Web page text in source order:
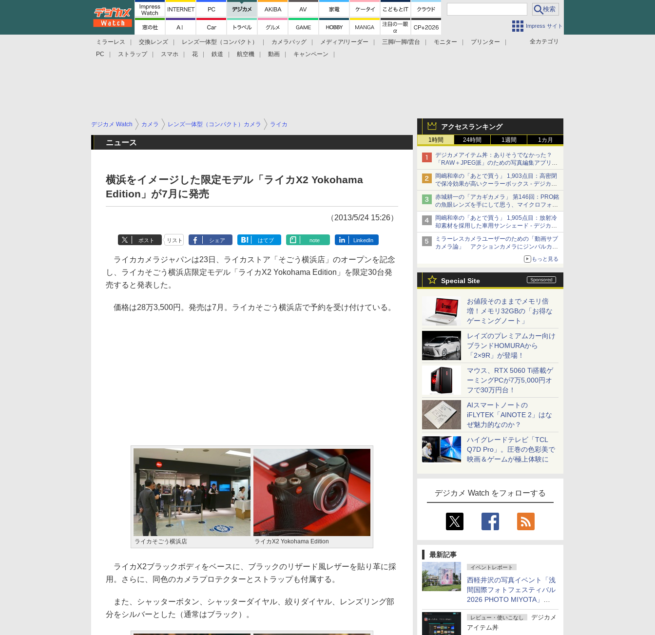
Impress サイト
全カテゴリ
ミラーレス 交換レンズ レンズ一体型（コンパクト） カメラバッグ メディア/リーダー 三脚/一脚/雲台 モニター
プリンター
PC
ストラップ スマホ 花 鉄道 航空機 動画 キャンペーン
アクセスランキング
1時間 24時間 1週間 1カ月
デジカメアイテム丼：ありそうでなかった？
「RAW＋JPEG派」のための写真編集アプリ
カメラデフォルトのJPEGを大切にする
「Filmator」
岡嶋和幸の「あとで買う」 1,903点目：高密閉
で保冷効果が高いクーラーボックス - デジカメ
Watch
赤城耕一の「アカギカメラ」 第146回：PRO銘
の魚眼レンズを手にして思う、マイクロフォー
サーズへの期待と可能性
岡嶋和幸の「あとで買う」 1,905点目：放射冷
却素材を採用した車用サンシェード - デジカメ
Watch
ミラーレスカメラユーザーのための「動画サブ
カメラ論」 アクションカメラにジンバルカメ
もっと見る
Special Site
お値段そのままでメモリ倍
増！メモリ32GBの「お得な
ゲーミングノート」
レイズのプレミアムカー向け
ブランドHOMURAから
「2×9R」が登場！
マウス、RTX 5060 Ti搭載ゲ
ーミングPCが7万5,000円オ
フで30万円台！
AIスマートノートの
iFLYTEK「AINOTE 2」はな
ぜ魅力的なのか？
ハイグレードテレビ「TCL
Q7D Pro」。圧巻の色彩美で
映画＆ゲームが極上体験に
デジカメ Watch をフォローする
最新記事
イベントレポート
西軽井沢の写真イベント「浅
間国際フォトフェスティバル
2026 PHOTO MIYOTA」が
開幕
レビュー・使いこなし
デジカメ
アイテム丼
デジカメ Watch カメラ レンズ一体型（コンパクト）カメラ ライカ
ニュース
横浜をイメージした限定モデル「ライカX2 Yokohama
Edition」が7月に発売
（2013/5/24 15:26）
ポスト リスト シェア はてブ note LinkedIn
ライカカメラジャパンは23日、ライカストア「そごう横浜店」のオープンを記念
し、ライカそごう横浜店限定モデル「ライカX2 Yokohama Edition」を限定30台発
売すると発表した。
価格は28万3,500円。発売は7月。ライカそごう横浜店で予約を受け付けている。
ライカそごう横浜店 ライカX2 Yokohama Edition
ライカX2ブラックボディをベースに、ブラックのリザード風レザーを貼り革に採
用。さらに、同色のカメラプロテクターとストラップも付属する。
また、シャッターボタン、シャッターダイヤル、絞りダイヤル、レンズリング部
分をシルバーとした（通常はブラック）。